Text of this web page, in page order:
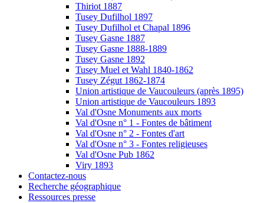
Thiriot 1887
Tusey Dufilhol 1897
Tusey Dufilhol et Chapal 1896
Tusey Gasne 1887
Tusey Gasne 1888-1889
Tusey Gasne 1892
Tusey Muel et Wahl 1840-1862
Tusey Zégut 1862-1874
Union artistique de Vaucouleurs (après 1895)
Union artistique de Vaucouleurs 1893
Val d'Osne Monuments aux morts
Val d'Osne n° 1 - Fontes de bâtiment
Val d'Osne n° 2 - Fontes d'art
Val d'Osne n° 3 - Fontes religieuses
Val d'Osne Pub 1862
Viry 1893
Contactez-nous
Recherche géographique
Ressources presse